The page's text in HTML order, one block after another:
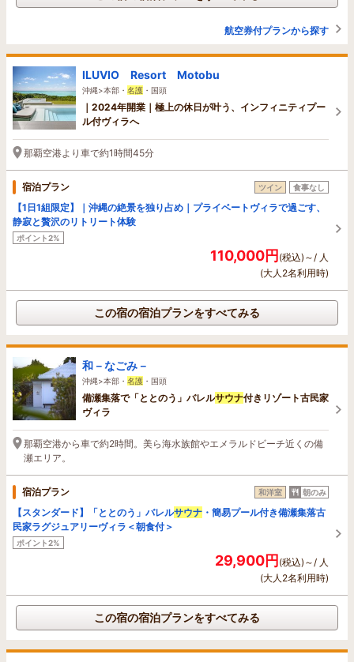
航空券付プランから探す
ILUVIO Resort Motobu
沖縄>本部・ 名護 ・国頭
｜2024年開業｜極上の休日が叶う、インフィニティプー
ル付ヴィラへ
那覇空港より車で約1時間45分
宿泊プラン ツイン 食事なし
【1日1組限定】｜沖縄の絶景を独り占め｜プライベートヴィラで過ごす、
静寂と贅沢のリトリート体験
ポイント2%
110,000円(税込)～/ 人
(大人2名利用時)
この宿の宿泊プランをすべてみる
和－なごみ－
沖縄>本部・ 名護 ・国頭
備瀬集落で「ととのう」バレルサウナ付きリゾート古民家
ヴィラ
那覇空港から車で約2時間。美ら海水族館やエメラルドビーチ近くの備
瀬エリア。
宿泊プラン 和洋室 朝のみ
【スタンダード】「ととのう」バレルサウナ ・簡易プール付き備瀬集落古
民家ラグジュアリーヴィラ＜朝食付＞
ポイント2%
29,900円(税込)～/ 人
(大人2名利用時)
この宿の宿泊プランをすべてみる